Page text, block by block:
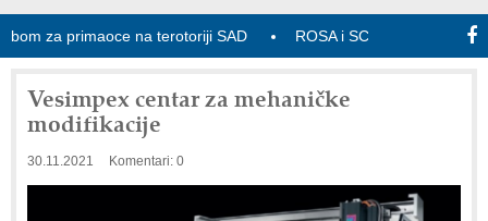
za primaoce na terotoriji SAD ROSA i SCHUNK podižu
Vesimpex centar za mehaničke
modifikacije
30.11.2021 Komentari: 0